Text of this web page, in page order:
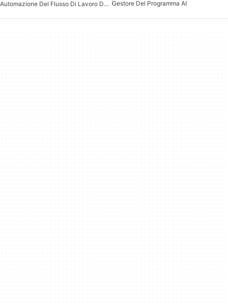
Automazione Del Flusso Di Lavoro Del Server Mcp Gestore Del Programma AI